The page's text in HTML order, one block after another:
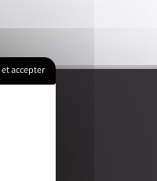
accepter